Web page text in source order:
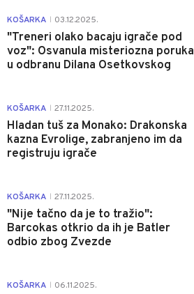
KOŠARKA 03.12.2025.
"Treneri olako bacaju igrače pod
voz": Osvanula misteriozna poruka
u odbranu Dilana Osetkovskog
KOŠARKA 27.11.2025.
Hladan tuš za Monako: Drakonska
kazna Evrolige, zabranjeno im da
registruju igrače
KOŠARKA 27.11.2025.
"Nije tačno da je to tražio":
Barcokas otkrio da ih je Batler
odbio zbog Zvezde
KOŠARKA 06.11.2025.